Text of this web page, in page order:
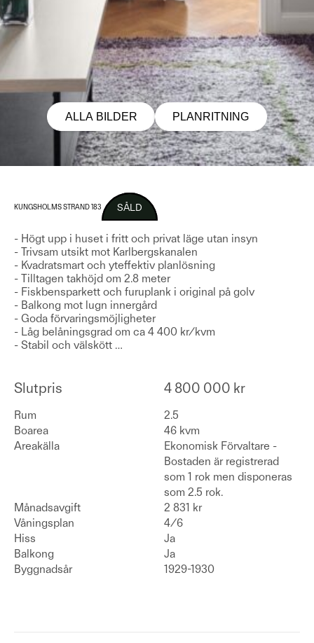
ALLA BILDER PLANRITNING
KUNGSHOLMS STRAND 183 SÅLD
- Högt upp i huset i fritt och privat läge utan insyn
- Trivsam utsikt mot Karlbergskanalen
- Kvadratsmart och yteffektiv planlösning
- Tilltagen takhöjd om 2.8 meter
- Fiskbensparkett och furuplank i original på golv
- Balkong mot lugn innergård
- Goda förvaringsmöjligheter
- Låg belåningsgrad om ca 4 400 kr/kvm
- Stabil och välskött …
Slutpris 4 800 000 kr
Rum
2.5
Boarea
46 kvm
Areakälla
Ekonomisk Förvaltare -
Bostaden är registrerad
som 1 rok men disponeras
som 2.5 rok.
Månadsavgift
2 831 kr
Våningsplan
4/6
Hiss
Ja
Balkong
Ja
Byggnadsår
1929-1930